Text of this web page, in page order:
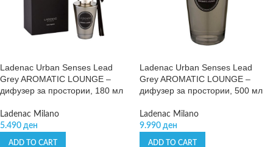
Ladenac Urban Senses Lead
Grey AROMATIC LOUNGE –
дифузер за простории, 180 мл
Ladenac Milano
5.490 ден
ADD TO CART
Ladenac Urban Senses Lead
Grey AROMATIC LOUNGE –
дифузер за простории, 500 мл
Ladenac Milano
9.990 ден
ADD TO CART